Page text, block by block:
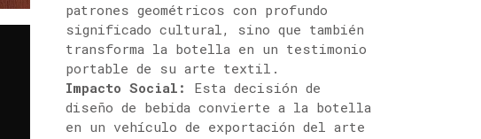
patrones geométricos con profundo
significado cultural, sino que también
transforma la botella en un testimonio
portable de su arte textil.
Impacto Social:
Esta decisión de
diseño de bebida convierte a la botella
en un vehículo de exportación del arte